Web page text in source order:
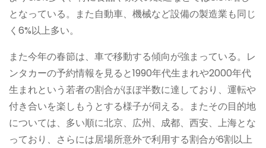
となっている。また自動車、機械など設備の製造業も同じ
く6%以上多い。
また今年の春節は、車で移動する傾向が強まっている。レ
ンタカーの予約情報を見ると1990年代生まれや2000年代
生まれという若者の割合がほぼ半数に達しており、運転や
付き合いを楽しもうとする様子が伺える。またその目的地
については、多い順に北京、広州、成都、西安、上海とな
っており、さらには居場所意外で利用する割合が6割以上